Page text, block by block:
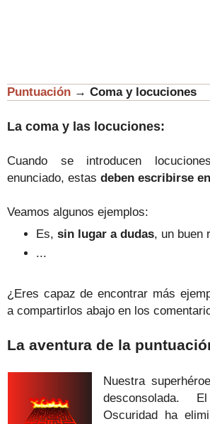
Puntuación → Coma y locuciones
La coma y las locuciones:
Cuando se introducen
enunciado, estas deben escribirse
Veamos algunos ejemplos:
Es,sin lugar a dudas, un buen
...
¿Eres capaz de encontrar más
a compartirlos abajo en los
La aventura de la
Nuestra
Oscuridad ha